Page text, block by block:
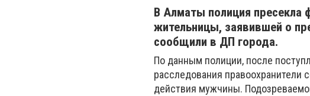
В Алматы полиция пресекла
жительницы, заявившей о
сообщили в ДП города.
По данным полиции, после
расследования правоохранители
действия мужчины.